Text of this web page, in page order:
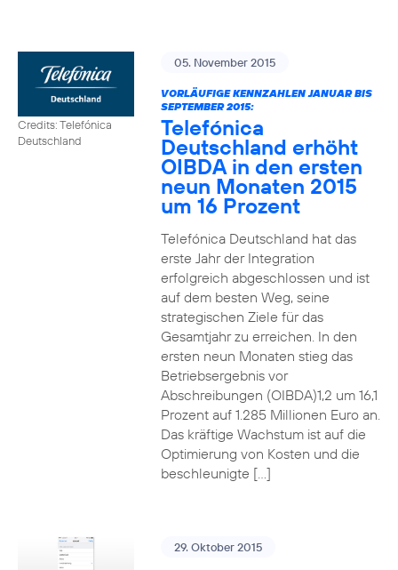
Credits: Telefónica
Deutschland
05. November 2015
VORLÄUFIGE KENNZAHLEN JANUAR BIS
SEPTEMBER 2015:
Telefónica
Deutschland erhöht
OIBDA in den ersten
neun Monaten 2015
um 16 Prozent
Telefónica Deutschland hat das
erste Jahr der Integration
erfolgreich abgeschlossen und ist
auf dem besten Weg, seine
strategischen Ziele für das
Gesamtjahr zu erreichen. In den
ersten neun Monaten stieg das
Betriebsergebnis vor
Abschreibungen (OIBDA)1,2 um 16,1
Prozent auf 1.285 Millionen Euro an.
Das kräftige Wachstum ist auf die
Optimierung von Kosten und die
beschleunigte […]
29. Oktober 2015